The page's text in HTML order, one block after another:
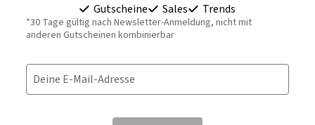
Gutscheine Sales Trends
*30 Tage gültig nach Newsletter-Anmeldung, nicht mit
anderen Gutscheinen kombinierbar
Deine E-Mail-Adresse